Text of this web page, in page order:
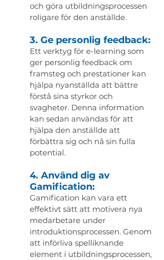
och göra utbildningsprocessen
roligare för den anställde.
3. Ge personlig feedback:
Ett verktyg för e-learning som
ger personlig feedback om
framsteg och prestationer kan
hjälpa nyanställda att bättre
förstå sina styrkor och
svagheter. Denna information
kan sedan användas för att
hjälpa den anställde att
förbättra sig och nå sin fulla
potential.
4. Använd dig av
Gamification:
Gamification kan vara ett
effektivt sätt att motivera nya
medarbetare under
introduktionsprocessen. Genom
att införliva spelliknande
element i utbildningsprocessen,